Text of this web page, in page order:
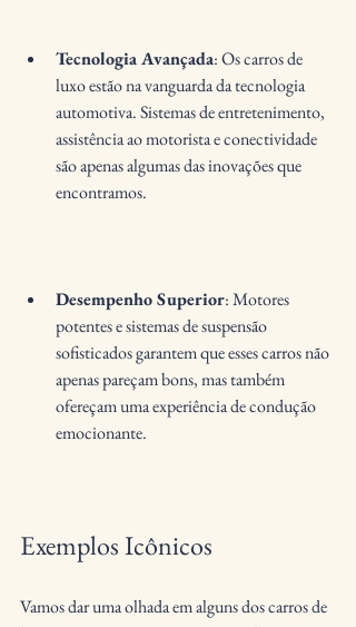
Tecnologia Avançada: Os carros de
luxo estão na vanguarda da tecnologia
automotiva. Sistemas de entretenimento,
assistência ao motorista e conectividade
são apenas algumas das inovações que
encontramos.
Desempenho Superior: Motores
potentes e sistemas de suspensão
sofisticados garantem que esses carros não
apenas pareçam bons, mas também
ofereçam uma experiência de condução
emocionante.
Exemplos Icônicos
Vamos dar uma olhada em alguns dos carros de